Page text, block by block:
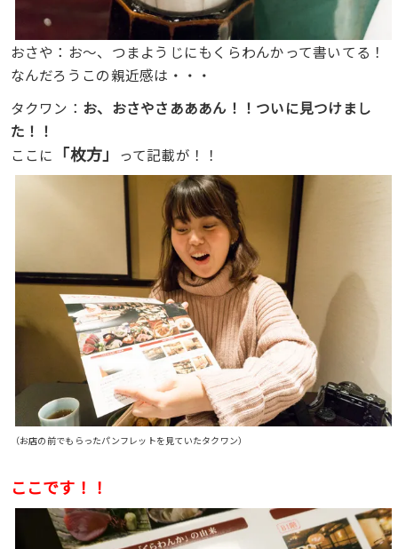
おさや：お〜、つまようじにもくらわんかって書いてる！
なんだろうこの親近感は・・・
タクワン： お、おさやさあああん！！ついに見つけまし
た！！
ここに 「枚方」 って記載が！！
（お店の前でもらったパンフレットを見ていたタクワン）
ここです！！